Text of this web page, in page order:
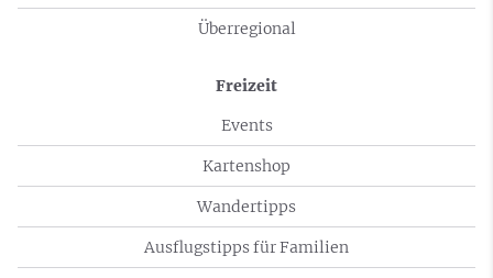
Überregional
Freizeit
Events
Kartenshop
Wandertipps
Ausflugstipps für Familien